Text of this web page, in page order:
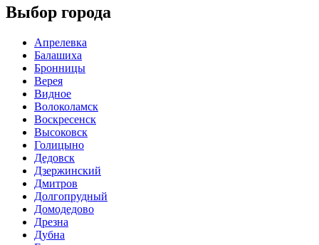
Выбор города
Апрелевка
Балашиха
Бронницы
Верея
Видное
Волоколамск
Воскресенск
Высоковск
Голицыно
Дедовск
Дзержинский
Дмитров
Долгопрудный
Домодедово
Дрезна
Дубна